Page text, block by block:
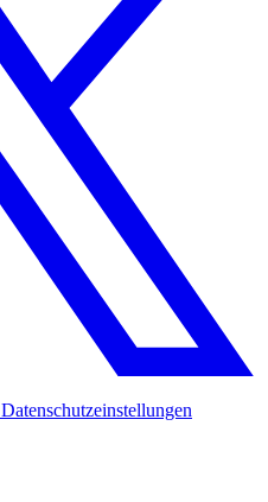
Datenschutzeinstellungen